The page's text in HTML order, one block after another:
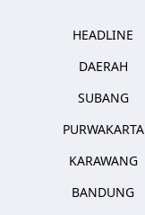
HEADLINE
DAERAH
SUBANG
PURWAKARTA
KARAWANG
BANDUNG